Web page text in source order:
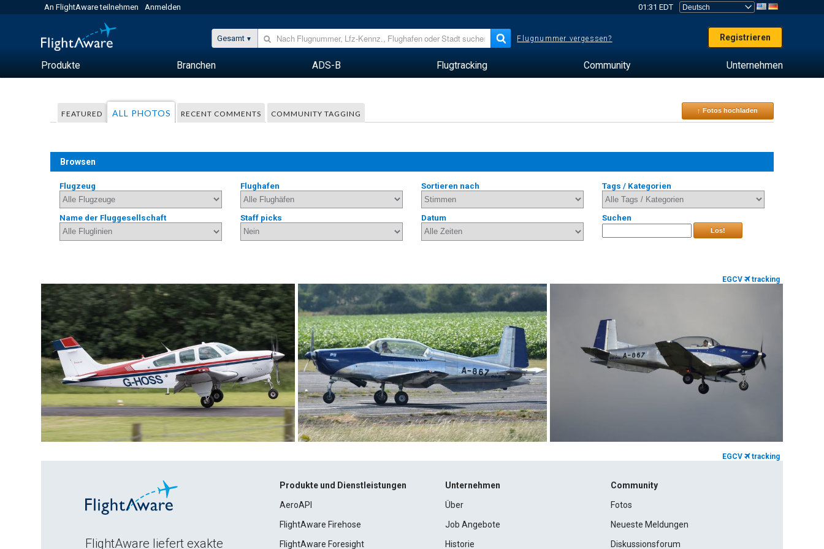
An FlightAware teilnehmen Anmelden 01:31 EDT
Gesamt Flugnummer vergessen? Registrieren
Produkte Branchen ADS-B Flugtracking Community Unternehmen
FEATURED ALL PHOTOS RECENT COMMENTS COMMUNITY TAGGING ↑ Fotos hochladen
Browsen
Flugzeug Flughafen Sortieren nach Tags / Kategorien
Name der Fluggesellschaft Staff picks Datum Suchen
Los!
EGCV tracking
EGCV tracking
FlightAware liefert exakte
Produkte und Dienstleistungen
AeroAPI
FlightAware Firehose
FlightAware Foresight
Unternehmen
Über
Job Angebote
Historie
Community
Fotos
Neueste Meldungen
Diskussionsforum